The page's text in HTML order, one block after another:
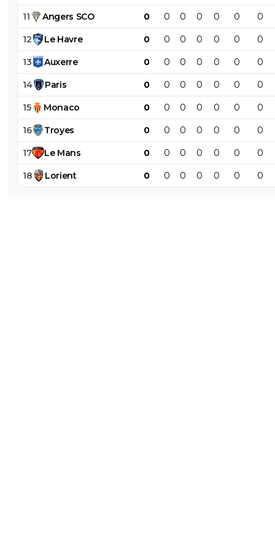
11 Angers SCO 0 0 0 0 0 0 0
12 Le Havre 0 0 0 0 0 0 0
13 Auxerre 0 0 0 0 0 0 0
14 Paris 0 0 0 0 0 0 0
15 Monaco 0 0 0 0 0 0 0
16 Troyes 0 0 0 0 0 0 0
17 Le Mans 0 0 0 0 0 0 0
18 Lorient 0 0 0 0 0 0 0